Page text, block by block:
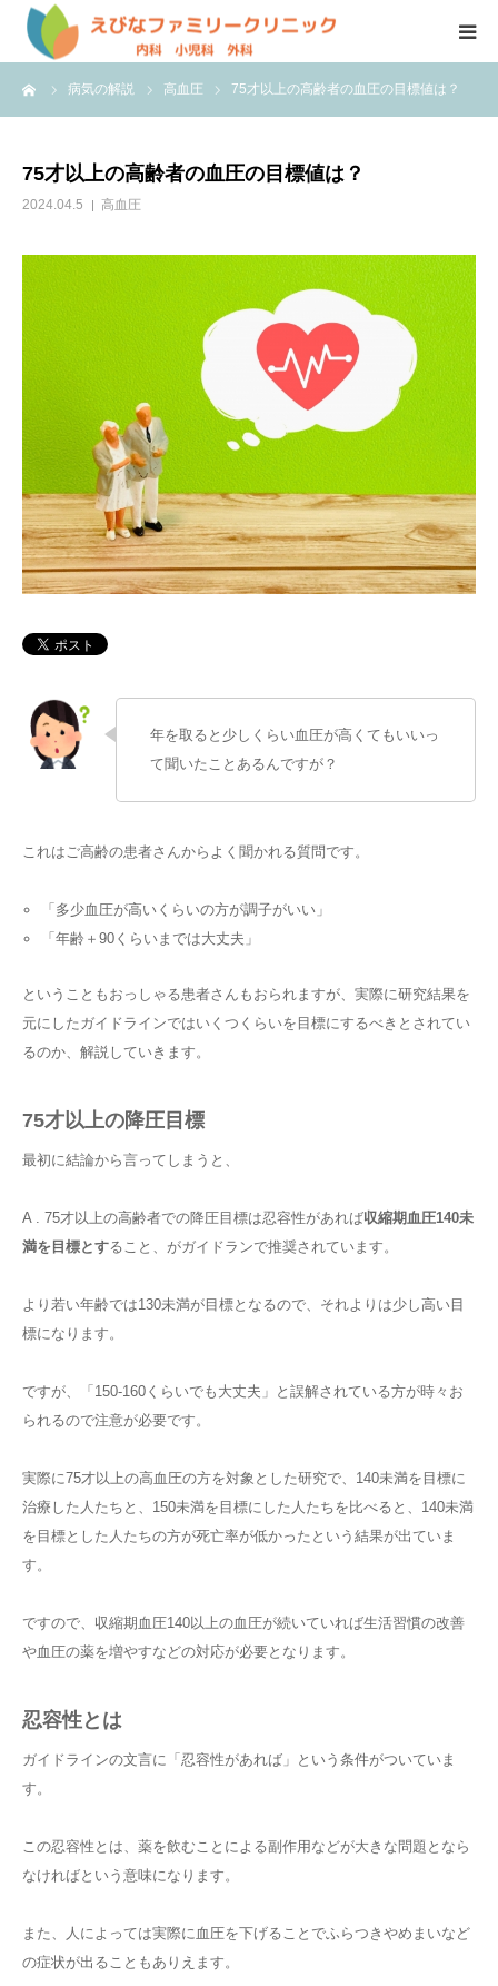
病気の解説 高血圧 75才以上の高齢者の血圧の目標値は？
75才以上の高齢者の血圧の目標値は？
2024.04.5 高血圧
年を取ると少しくらい血圧が高くてもいいっ
て聞いたことあるんですが？
これはご高齢の患者さんからよく聞かれる質問です。
「多少血圧が高いくらいの方が調子がいい」
「年齢＋90くらいまでは大丈夫」
ということもおっしゃる患者さんもおられますが、実際に研究結果を
元にしたガイドラインではいくつくらいを目標にするべきとされてい
るのか、解説していきます。
75才以上の降圧目標
最初に結論から言ってしまうと、
A . 75才以上の高齢者での降圧目標は忍容性があれば収縮期血圧140未
満を目標とすること、がガイドランで推奨されています。
より若い年齢では130未満が目標となるので、それよりは少し高い目
標になります。
ですが、「150-160くらいでも大丈夫」と誤解されている方が時々お
られるので注意が必要です。
実際に75才以上の高血圧の方を対象とした研究で、140未満を目標に
治療した人たちと、150未満を目標にした人たちを比べると、140未満
を目標とした人たちの方が死亡率が低かったという結果が出ていま
す。
ですので、収縮期血圧140以上の血圧が続いていれば生活習慣の改善
や血圧の薬を増やすなどの対応が必要となります。
忍容性とは
ガイドラインの文言に「忍容性があれば」という条件がついていま
す。
この忍容性とは、薬を飲むことによる副作用などが大きな問題となら
なければという意味になります。
また、人によっては実際に血圧を下げることでふらつきやめまいなど
の症状が出ることもありえます。
HOME
初めて受診される方へ
当院の発熱外来について
アクセス
よくあるご質問